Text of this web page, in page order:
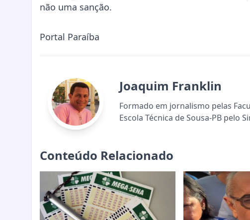
não uma sanção.
Portal Paraíba
Joaquim Franklin
Formado em jornalismo pelas
Escola Técnica de Sousa-PB pelo
Conteúdo Relacionado